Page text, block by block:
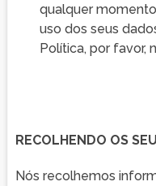
qualquer
uso dos seus
Política, por favor,
RECOLHENDO OS
Nós recolhemos